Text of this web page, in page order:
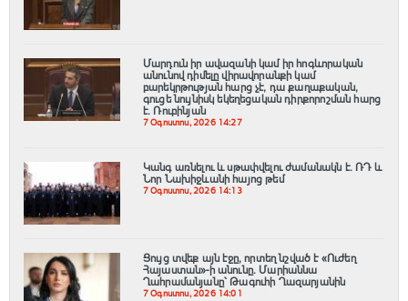
Մարդուն իր ավազանի կամ իր հոգևորական
անունով դիմելը վիրավորանքի կամ
բարեկրթության հարց չէ, դա քաղաքական,
գուցե նույնիսկ եկեղեցական դիրքորոշման հարց
է. Ռուբինյան
7 Օգոստոս, 2026 14:27
Կանգ առնելու և սթափվելու ժամանակն է․ ՌԴ և
Նոր Նախիջևանի հայոց թեմ
7 Օգոստոս, 2026 14:13
Ցույց տվեք այն էջը, որտեղ նշված է «Ուժեղ
Հայաստան»-ի անունը. Մարիաննա
Ղահրամանյանը՝ Թագուհի Ղազարյանին
7 Օգոստոս, 2026 14:01